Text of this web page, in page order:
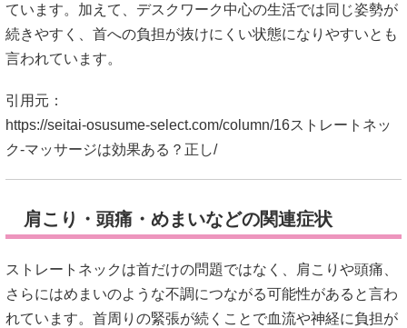
ています。加えて、デスクワーク中心の生活では同じ姿勢が
続きやすく、首への負担が抜けにくい状態になりやすいとも
言われています。
引用元：
https://seitai-osusume-select.com/column/16ストレートネッ
ク-マッサージは効果ある？正し/
肩こり・頭痛・めまいなどの関連症状
ストレートネックは首だけの問題ではなく、肩こりや頭痛、
さらにはめまいのような不調につながる可能性があると言わ
れています。首周りの緊張が続くことで血流や神経に負担が